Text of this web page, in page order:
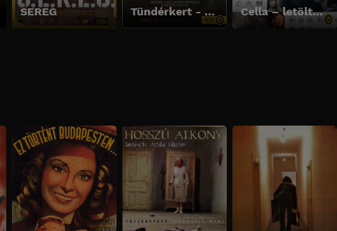
SEREG Tündérkert - Kísértések kora Cella – letöltendő élet